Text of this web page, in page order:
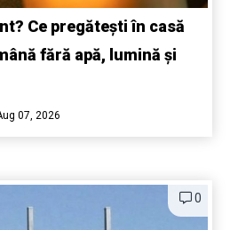
Ce pregătești în casă
fără apă, lumină și
07, 2026
0